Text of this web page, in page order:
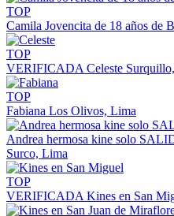
TOP
Camila Jovencita de 18 años de
TOP
VERIFICADA Celeste
TOP
Fabiana Los Olivos, Lima
Andrea hermosa kine solo
Surco, Lima
TOP
VERIFICADA Kines en San